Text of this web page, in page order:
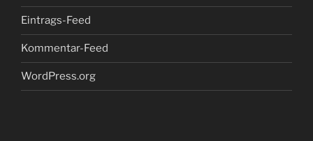
Eintrags-Feed
Kommentar-Feed
WordPress.org